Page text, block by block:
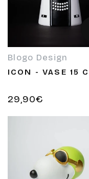
Fournisseur :
Blogo Design
ICON - VASE 15
Prix
habituel
29,90€